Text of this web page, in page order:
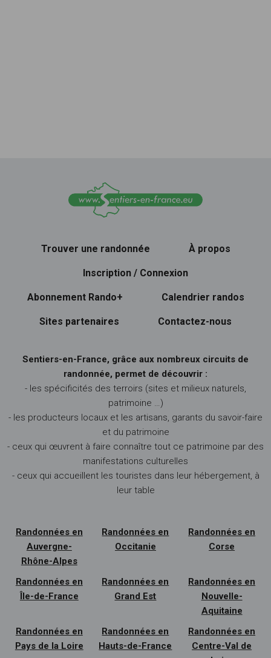
Trouver une randonnée À propos
Inscription / Connexion
Abonnement Rando+ Calendrier randos
Sites partenaires Contactez-nous
Sentiers-en-France, grâce aux nombreux circuits de
randonnée, permet de découvrir :
- les spécificités des terroirs (sites et milieux naturels,
patrimoine …)
- les producteurs locaux et les artisans, garants du savoir-faire
et du patrimoine
- ceux qui œuvrent à faire connaître tout ce patrimoine par des
manifestations culturelles
- ceux qui accueillent les touristes dans leur hébergement, à
leur table
Randonnées en
Auvergne-
Rhône-Alpes
Randonnées en
Occitanie
Randonnées en
Corse
Randonnées en
Île-de-France
Randonnées en
Grand Est
Randonnées en
Nouvelle-
Aquitaine
Randonnées en
Pays de la Loire
Randonnées en
Hauts-de-France
Randonnées en
Centre-Val de